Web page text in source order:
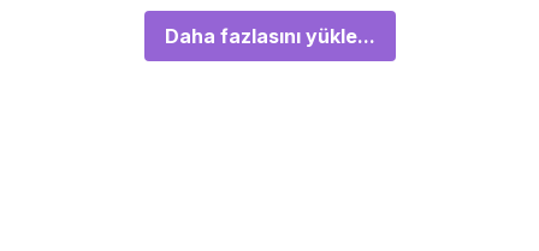
Daha fazlasını yükle...